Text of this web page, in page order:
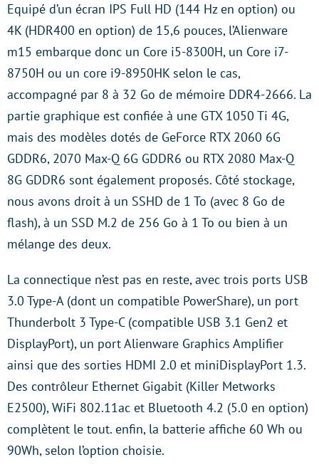
Equipé d’un écran IPS Full HD (144 Hz en option) ou
4K (HDR400 en option) de 15,6 pouces, l’Alienware
m15 embarque donc un Core i5-8300H, un Core i7-
8750H ou un core i9-8950HK selon le cas,
accompagné par 8 à 32 Go de mémoire DDR4-2666. La
partie graphique est confiée à une GTX 1050 Ti 4G,
mais des modèles dotés de GeForce RTX 2060 6G
GDDR6, 2070 Max-Q 6G GDDR6 ou RTX 2080 Max-Q
8G GDDR6 sont également proposés. Côté stockage,
nous avons droit à un SSHD de 1 To (avec 8 Go de
flash), à un SSD M.2 de 256 Go à 1 To ou bien à un
mélange des deux.
La connectique n’est pas en reste, avec trois ports USB
3.0 Type-A (dont un compatible PowerShare), un port
Thunderbolt 3 Type-C (compatible USB 3.1 Gen2 et
DisplayPort), un port Alienware Graphics Amplifier
ainsi que des sorties HDMI 2.0 et miniDisplayPort 1.3.
Des contrôleur Ethernet Gigabit (Killer Metworks
E2500), WiFi 802.11ac et Bluetooth 4.2 (5.0 en option)
complètent le tout. enfin, la batterie affiche 60 Wh ou
90Wh, selon l’option choisie.